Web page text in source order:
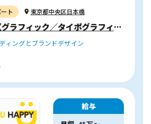
ト 東京都中央区日本橋
デザイナー（グラフィック／タイポグラフィ／ウェブ ／サイネージ）
ィングとブランドデザイン
給与